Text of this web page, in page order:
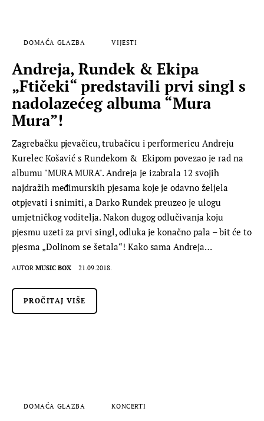
DOMAĆA GLAZBA VIJESTI
Andreja, Rundek & Ekipa
„Ftičeki“ predstavili prvi singl s
nadolazećeg albuma “Mura
Mura”!
Zagrebačku pjevačicu, trubačicu i performericu Andreju
Kurelec Košavić s Rundekom & Ekipom povezao je rad na
albumu "MURA MURA". Andreja je izabrala 12 svojih
najdražih međimurskih pjesama koje je odavno željela
otpjevati i snimiti, a Darko Rundek preuzeo je ulogu
umjetničkog voditelja. Nakon dugog odlučivanja koju
pjesmu uzeti za prvi singl, odluka je konačno pala – bit će to
pjesma „Dolinom se šetala“! Kako sama Andreja…
AUTOR MUSIC BOX 21.09.2018.
PROČITAJ VIŠE
DOMAĆA GLAZBA KONCERTI